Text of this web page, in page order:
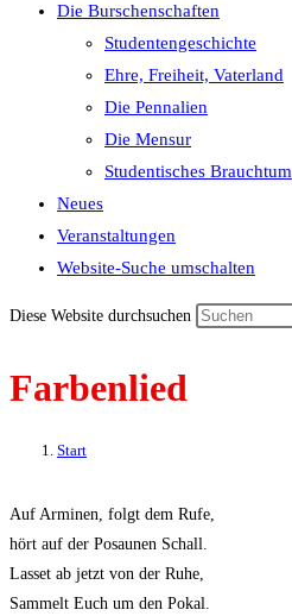
Die Burschenschaften
Studentengeschichte
Ehre, Freiheit, Vaterland
Die Pennalien
Die Mensur
Studentisches Brauchtum
Neues
Veranstaltungen
Website-Suche umschalten
Diese Website durchsuchen
Farbenlied
Start
Auf Arminen, folgt dem Rufe,
hört auf der Posaunen Schall.
Lasset ab jetzt von der Ruhe,
Sammelt Euch um den Pokal.